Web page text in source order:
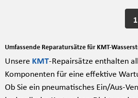
1
Umfassende Reparatursätze für KMT-
Unsere KMT-Repairsätze enthalten
Komponenten für eine effektive
Ob Sie ein pneumatisches Ein/Aus-